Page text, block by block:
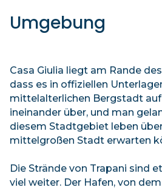
Umgebung
Casa Giulia liegt am Rande
dass es in offiziellen
mittelalterlichen Bergstadt
ineinander über, und man
diesem Stadtgebiet leben
mittelgroßen Stadt erwarten
Die Strände von Trapani sind
viel weiter. Der Hafen, von